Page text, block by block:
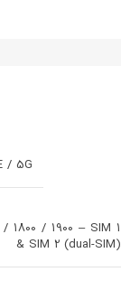
/ 5G
1800 / 1900 – SIM 1
& SIM 2 (dual-SIM)